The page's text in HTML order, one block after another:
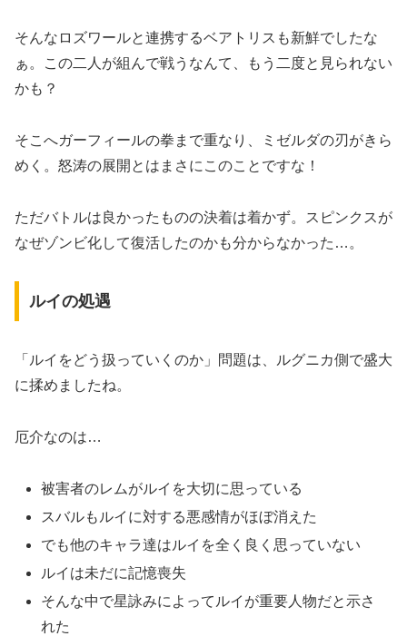
そんなロズワールと連携するベアトリスも新鮮でしたな
ぁ。この二人が組んで戦うなんて、もう二度と見られない
かも？
そこへガーフィールの拳まで重なり、ミゼルダの刃がきら
めく。怒涛の展開とはまさにこのことですな！
ただバトルは良かったものの決着は着かず。スピンクスが
なぜゾンビ化して復活したのかも分からなかった…。
ルイの処遇
「ルイをどう扱っていくのか」問題は、ルグニカ側で盛大
に揉めましたね。
厄介なのは…
被害者のレムがルイを大切に思っている
スバルもルイに対する悪感情がほぼ消えた
でも他のキャラ達はルイを全く良く思っていない
ルイは未だに記憶喪失
そんな中で星詠みによってルイが重要人物だと示さ
れた